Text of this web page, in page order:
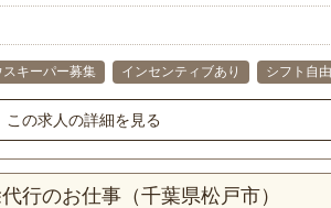
スキーパー募集 インセンティブあり シフト自由
この求人の詳細を見る
行のお仕事（千葉県松戸市）